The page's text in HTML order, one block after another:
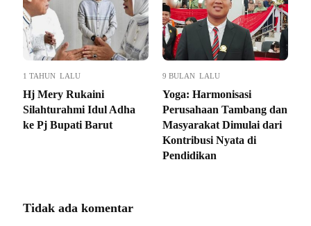
1 TAHUN LALU
Hj Mery Rukaini
Silahturahmi Idul Adha
ke Pj Bupati Barut
9 BULAN LALU
Yoga: Harmonisasi
Perusahaan Tambang dan
Masyarakat Dimulai dari
Kontribusi Nyata di
Pendidikan
Tidak ada komentar